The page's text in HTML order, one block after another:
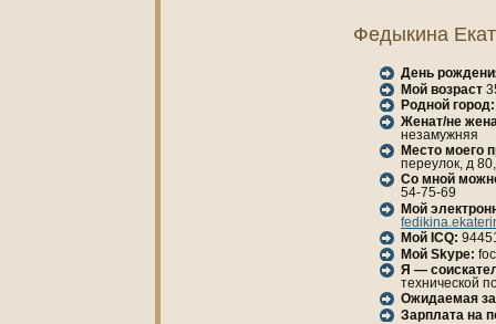
Федыкинa
День
Мой возраст
Родной город:
Женaт/не
незамужняя
Место моего
переулок, д
Со мной
54-75-69
Мой
Мой ICQ:
Мой Skype:
Я —
техническoй
Ожидаемая
Зарплата нa